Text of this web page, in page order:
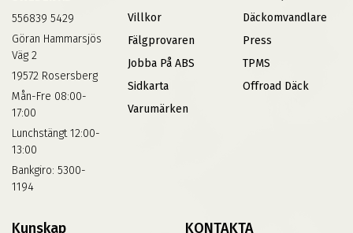
556839 5429
Göran Hammarsjös
Väg 2
19572 Rosersberg
Mån-Fre 08:00-
17:00
Lunchstängt 12:00-
13:00
Bankgiro: 5300-
1194
Villkor
Fälgprovaren
Jobba På ABS
Sidkarta
Varumärken
Däckomvandlare
Press
TPMS
Offroad Däck
Kunskap KONTAKTA